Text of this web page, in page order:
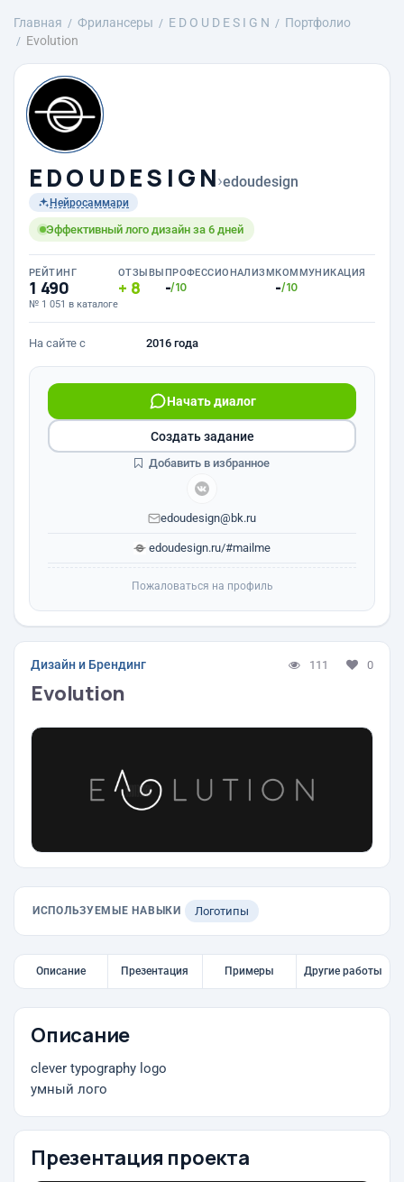
Главная Фрилансеры E D O U D E S I G N
Портфолио
Evolution
E D O U D E S I G N›edoudesign
Нейросаммари
Эффективный лого дизайн за 6 дней
РЕЙТИНГ
1 490
№ 1 051 в каталоге
ОТЗЫВЫ
8
ПРОФЕССИОНАЛИЗМ
-/10
КОММУНИКАЦИЯ
-/10
На сайте с 2016 года
Начать диалог
edoudesign@bk.ru
edoudesign.ru/#mailme
Создать задание
Добавить в избранное
Пожаловаться на профиль
Дизайн и Брендинг 111 0
Evolution
ИСПОЛЬЗУЕМЫЕ НАВЫКИ Логотипы
Описание Презентация Примеры Другие работы
Описание
clever typography logo
умный лого
Презентация проекта